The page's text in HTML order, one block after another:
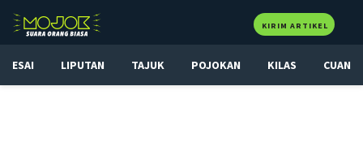
KIRIM ARTIKEL
ESAI LIPUTAN TAJUK POJOKAN KILAS CUAN